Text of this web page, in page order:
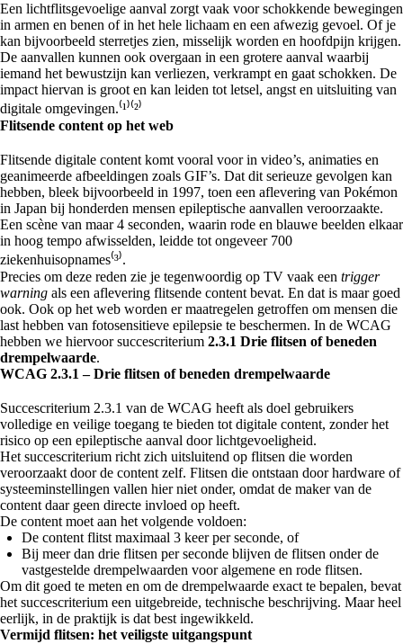
Een lichtflitsgevoelige aanval zorgt vaak voor schokkende bewegingen
in armen en benen of in het hele lichaam en een afwezig gevoel. Of je
kan bijvoorbeeld sterretjes zien, misselijk worden en hoofdpijn krijgen.
De aanvallen kunnen ook overgaan in een grotere aanval waarbij
iemand het bewustzijn kan verliezen, verkrampt en gaat schokken. De
impact hiervan is groot en kan leiden tot letsel, angst en uitsluiting van
digitale omgevingen.⁽¹⁾⁽²⁾
Flitsende content op het web
Flitsende digitale content komt vooral voor in video’s, animaties en
geanimeerde afbeeldingen zoals GIF’s. Dat dit serieuze gevolgen kan
hebben, bleek bijvoorbeeld in 1997, toen een aflevering van Pokémon
in Japan bij honderden mensen epileptische aanvallen veroorzaakte.
Een scène van maar 4 seconden, waarin rode en blauwe beelden elkaar
in hoog tempo afwisselden, leidde tot ongeveer 700
ziekenhuisopnames⁽³⁾.
Precies om deze reden zie je tegenwoordig op TV vaak een trigger
warning als een aflevering flitsende content bevat. En dat is maar goed
ook. Ook op het web worden er maatregelen getroffen om mensen die
last hebben van fotosensitieve epilepsie te beschermen. In de WCAG
hebben we hiervoor succescriterium 2.3.1 Drie flitsen of beneden
drempelwaarde.
WCAG 2.3.1 – Drie flitsen of beneden drempelwaarde
Succescriterium 2.3.1 van de WCAG heeft als doel gebruikers
volledige en veilige toegang te bieden tot digitale content, zonder het
risico op een epileptische aanval door lichtgevoeligheid.
Het succescriterium richt zich uitsluitend op flitsen die worden
veroorzaakt door de content zelf. Flitsen die ontstaan door hardware of
systeeminstellingen vallen hier niet onder, omdat de maker van de
content daar geen directe invloed op heeft.
De content moet aan het volgende voldoen:
De content flitst maximaal 3 keer per seconde, of
Bij meer dan drie flitsen per seconde blijven de flitsen onder de
vastgestelde drempelwaarden voor algemene en rode flitsen.
Om dit goed te meten en om de drempelwaarde exact te bepalen, bevat
het succescriterium een uitgebreide, technische beschrijving. Maar heel
eerlijk, in de praktijk is dat best ingewikkeld.
Vermijd flitsen: het veiligste uitgangspunt